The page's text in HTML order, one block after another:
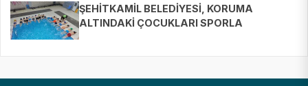
ŞEHİTKAMİL BELEDİYESİ, KORUMA
ALTINDAKİ ÇOCUKLARI SPORLA